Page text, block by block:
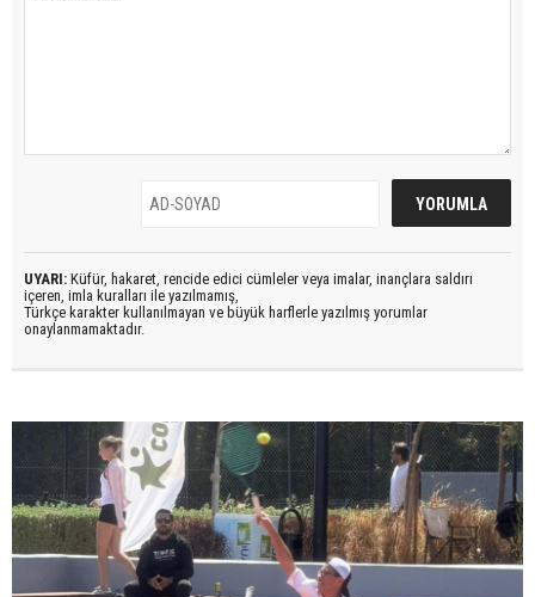
UYARI: Küfür, hakaret, rencide edici cümleler veya imalar, inançlara saldırı
içeren, imla kuralları ile yazılmamış,
Türkçe karakter kullanılmayan ve büyük harflerle yazılmış yorumlar
onaylanmamaktadır.